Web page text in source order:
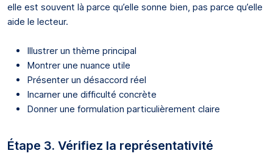
elle est souvent là parce qu’elle sonne bien, pas parce qu’elle
aide le lecteur.
Illustrer un thème principal
Montrer une nuance utile
Présenter un désaccord réel
Incarn­er une difficulté concrète
Donner une formulation particulièrement claire
Étape 3. Vérifiez la représentativité